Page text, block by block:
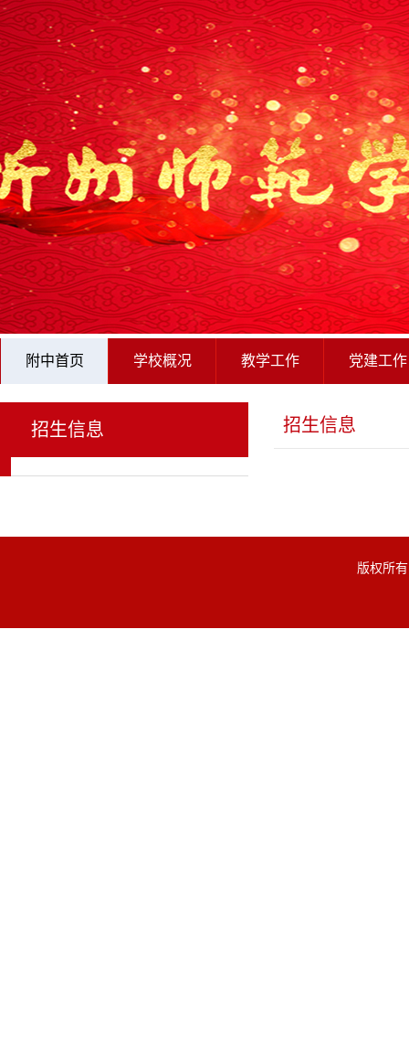
附中首页 学校概况 教学工作 党建工作
招生信息 招生信息
版权所